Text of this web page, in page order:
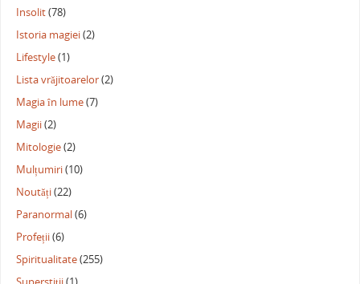
Insolit(78)
Istoria magiei(2)
Lifestyle(1)
Lista vrăjitoarelor(2)
Magia în lume(7)
Magii(2)
Mitologie(2)
Mulțumiri(10)
Noutăți(22)
Paranormal(6)
Profeții(6)
Spiritualitate(255)